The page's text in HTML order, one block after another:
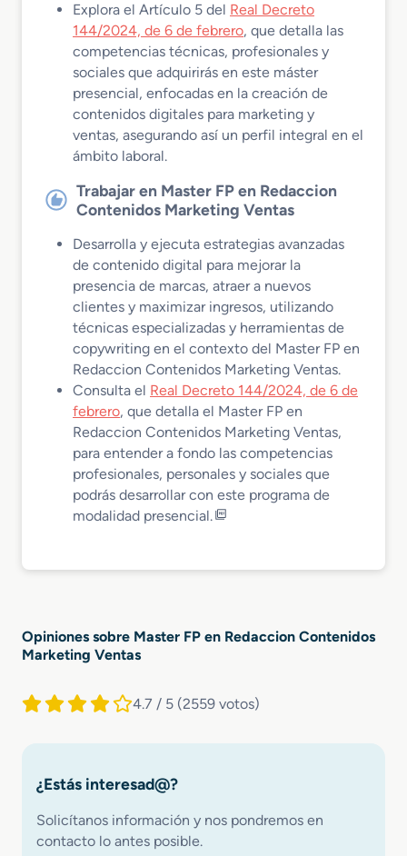
Explora el Artículo 5 del Real Decreto
144/2024, de 6 de febrero, que detalla las
competencias técnicas, profesionales y
sociales que adquirirás en este máster
presencial, enfocadas en la creación de
contenidos digitales para marketing y
ventas, asegurando así un perfil integral en el
ámbito laboral.
Trabajar en Master FP en Redaccion
Contenidos Marketing Ventas
Desarrolla y ejecuta estrategias avanzadas
de contenido digital para mejorar la
presencia de marcas, atraer a nuevos
clientes y maximizar ingresos, utilizando
técnicas especializadas y herramientas de
copywriting en el contexto del Master FP en
Redaccion Contenidos Marketing Ventas.
Consulta el Real Decreto 144/2024, de 6 de
febrero, que detalla el Master FP en
Redaccion Contenidos Marketing Ventas,
para entender a fondo las competencias
profesionales, personales y sociales que
podrás desarrollar con este programa de
modalidad presencial.
Opiniones sobre Master FP en Redaccion Contenidos
Marketing Ventas
4.7 / 5 (2559 votos)
¿Estás interesad@?
Solicítanos información y nos pondremos en
contacto lo antes posible.